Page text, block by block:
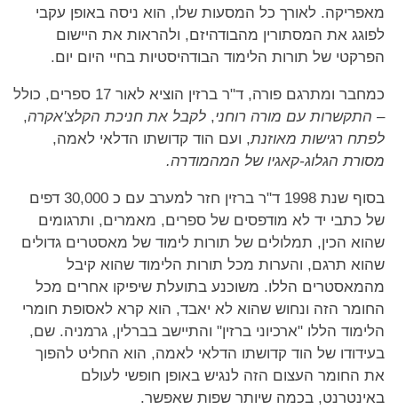
מאפריקה. לאורך כל המסעות שלו, הוא ניסה באופן עקבי
לפוגג את המסתורין מהבודהיזם, ולהראות את היישום
הפרקטי של תורות הלימוד הבודהיסטיות בחיי היום יום.
כמחבר ומתרגם פורה, ד"ר ברזין הוציא לאור 17 ספרים, כולל
– התקשרות עם מורה רוחני, לקבל את חניכת הקלצ'אקרה,
לפתח רגישות מאוזנת, ועם הוד קדושתו הדלאי לאמה,
מסורת הגלוג-קאגיו של המהמודרה.
בסוף שנת 1998 ד"ר ברזין חזר למערב עם כ 30,000 דפים
של כתבי יד לא מודפסים של ספרים, מאמרים, ותרגומים
שהוא הכין, תמלולים של תורות לימוד של מאסטרים גדולים
שהוא תרגם, והערות מכל תורות הלימוד שהוא קיבל
מהמאסטרים הללו. משוכנע בתועלת שיפיקו אחרים מכל
החומר הזה ונחוש שהוא לא יאבד, הוא קרא לאסופת חומרי
הלימוד הללו "ארכיוני ברזין" והתיישב בברלין, גרמניה. שם,
בעידודו של הוד קדושתו הדלאי לאמה, הוא החליט להפוך
את החומר העצום הזה לנגיש באופן חופשי לעולם
באינטרנט, בכמה שיותר שפות שאפשר.